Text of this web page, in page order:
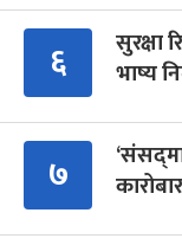
६
सुरक्षा
भाष्य
७